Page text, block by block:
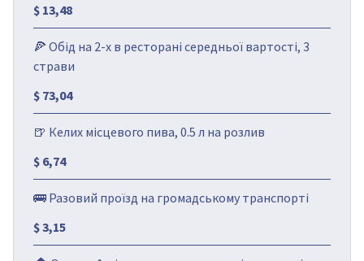
$ 13,48
🍕 Обід на 2-х в ресторані середньої вартості, 3
страви
$ 73,04
🍺 Келих місцевого пива, 0.5 л на розлив
$ 6,74
🚌 Разовий проїзд на громадському транспорті
$ 3,15